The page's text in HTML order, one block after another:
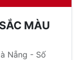
MÀU
Nẵng - Số